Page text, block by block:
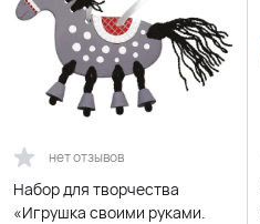
нет отзывов
Набор для творчества
«Игрушка своими руками.